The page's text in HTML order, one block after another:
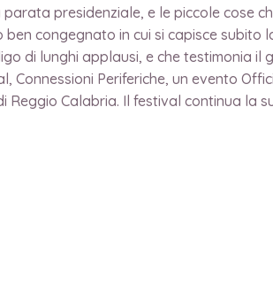
presidenziale, e le piccole cose
congegnato in cui si capisce
di lunghi applausi, e che testimonia
Periferiche, un evento
Reggio Calabria. Il festival continua la